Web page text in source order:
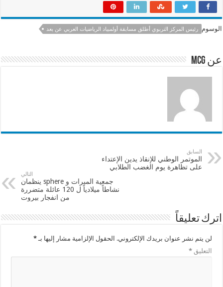
e
b
o
k
ai
l
at
sA
p
ar
e
الوسوم رئيس المركز التربوي أطلق مسابقة أولمبياد الرياضيات العربي عن بعد
عن mcg
السابق
الموتمر الوطني للإنقاذ يدين الإعتداء
على تظاهرة يوم الغضب الطلابي
التالي
جمعية المبرات و sphere ينظمان
نشاطاً ميلادياً ل 120 عائلة متضررة
من انفجار بيروت
اترك تعليقاً
لن يتم نشر عنوان بريدك الإلكتروني. الحقول الإلزامية مشار إليها بـ*
التعليق*